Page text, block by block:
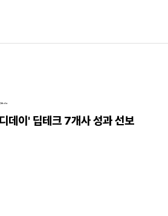
데이' 딥테크 7개사 성과 선보